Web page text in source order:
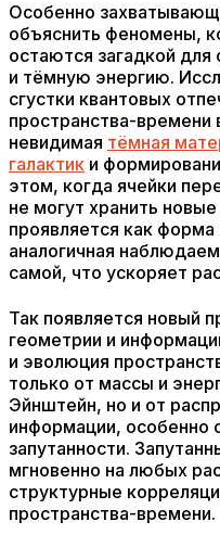
Особенно
объяснить феномены,
остаются загадкой
и тёмную энергию.
сгустки квантовых
пространства-времени
невидимая тёмная
галактик и
этом, когда ячейки
не могут хранить
проявляется как форма
аналогичная
самой, что ускоряет
Так появляется новый
геометрии и
и эволюция
только от массы и
Эйнштейн, но и от
информации, особенно
запутанности.
мгновенно на любых
структурные
пространства-времени.